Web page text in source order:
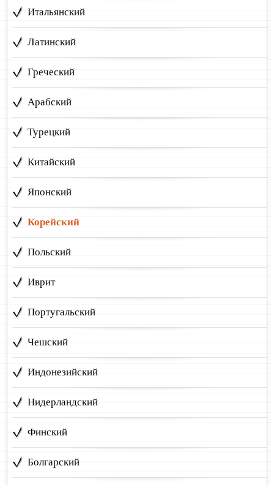
Итальянский
Латинский
Греческий
Арабский
Турецкий
Китайский
Японский
Корейский
Польский
Иврит
Португальский
Чешский
Индонезийский
Нидерландский
Финский
Болгарский